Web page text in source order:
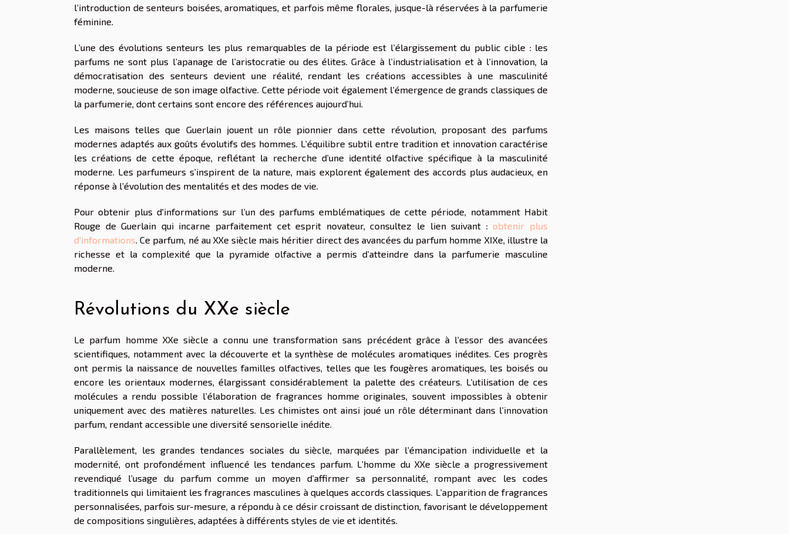
l’introduction de senteurs boisées, aromatiques, et parfois même florales, jusque-là réservées à la parfumerie
féminine.
L’une des évolutions senteurs les plus remarquables de la période est l’élargissement du public cible : les
parfums ne sont plus l’apanage de l’aristocratie ou des élites. Grâce à l’industrialisation et à l’innovation, la
démocratisation des senteurs devient une réalité, rendant les créations accessibles à une masculinité
moderne, soucieuse de son image olfactive. Cette période voit également l’émergence de grands classiques de
la parfumerie, dont certains sont encore des références aujourd’hui.
Les maisons telles que Guerlain jouent un rôle pionnier dans cette révolution, proposant des parfums
modernes adaptés aux goûts évolutifs des hommes. L’équilibre subtil entre tradition et innovation caractérise
les créations de cette époque, reflétant la recherche d’une identité olfactive spécifique à la masculinité
moderne. Les parfumeurs s’inspirent de la nature, mais explorent également des accords plus audacieux, en
réponse à l’évolution des mentalités et des modes de vie.
Pour obtenir plus d'informations sur l’un des parfums emblématiques de cette période, notamment Habit
Rouge de Guerlain qui incarne parfaitement cet esprit novateur, consultez le lien suivant :obtenir plus
d'informations. Ce parfum, né au XXe siècle mais héritier direct des avancées du parfum homme XIXe, illustre la
richesse et la complexité que la pyramide olfactive a permis d’atteindre dans la parfumerie masculine
moderne.
Révolutions du XXe siècle
Le parfum homme XXe siècle a connu une transformation sans précédent grâce à l’essor des avancées
scientifiques, notamment avec la découverte et la synthèse de molécules aromatiques inédites. Ces progrès
ont permis la naissance de nouvelles familles olfactives, telles que les fougères aromatiques, les boisés ou
encore les orientaux modernes, élargissant considérablement la palette des créateurs. L’utilisation de ces
molécules a rendu possible l’élaboration de fragrances homme originales, souvent impossibles à obtenir
uniquement avec des matières naturelles. Les chimistes ont ainsi joué un rôle déterminant dans l’innovation
parfum, rendant accessible une diversité sensorielle inédite.
Parallèlement, les grandes tendances sociales du siècle, marquées par l’émancipation individuelle et la
modernité, ont profondément influencé les tendances parfum. L’homme du XXe siècle a progressivement
revendiqué l’usage du parfum comme un moyen d’affirmer sa personnalité, rompant avec les codes
traditionnels qui limitaient les fragrances masculines à quelques accords classiques. L’apparition de fragrances
personnalisées, parfois sur-mesure, a répondu à ce désir croissant de distinction, favorisant le développement
de compositions singulières, adaptées à différents styles de vie et identités.